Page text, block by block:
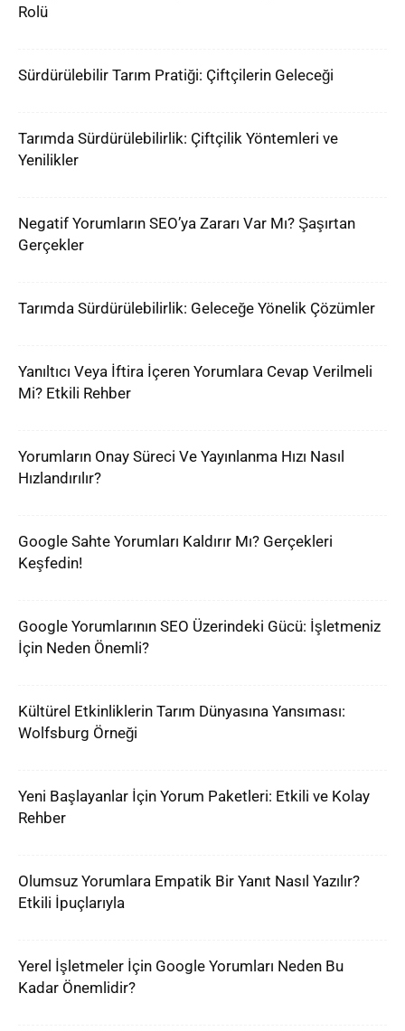
Rolü
Sürdürülebilir Tarım Pratiği: Çiftçilerin Geleceği
Tarımda Sürdürülebilirlik: Çiftçilik Yöntemleri ve
Yenilikler
Negatif Yorumların SEO’ya Zararı Var Mı? Şaşırtan
Gerçekler
Tarımda Sürdürülebilirlik: Geleceğe Yönelik Çözümler
Yanıltıcı Veya İftira İçeren Yorumlara Cevap Verilmeli
Mi? Etkili Rehber
Yorumların Onay Süreci Ve Yayınlanma Hızı Nasıl
Hızlandırılır?
Google Sahte Yorumları Kaldırır Mı? Gerçekleri
Keşfedin!
Google Yorumlarının SEO Üzerindeki Gücü: İşletmeniz
İçin Neden Önemli?
Kültürel Etkinliklerin Tarım Dünyasına Yansıması:
Wolfsburg Örneği
Yeni Başlayanlar İçin Yorum Paketleri: Etkili ve Kolay
Rehber
Olumsuz Yorumlara Empatik Bir Yanıt Nasıl Yazılır?
Etkili İpuçlarıyla
Yerel İşletmeler İçin Google Yorumları Neden Bu
Kadar Önemlidir?